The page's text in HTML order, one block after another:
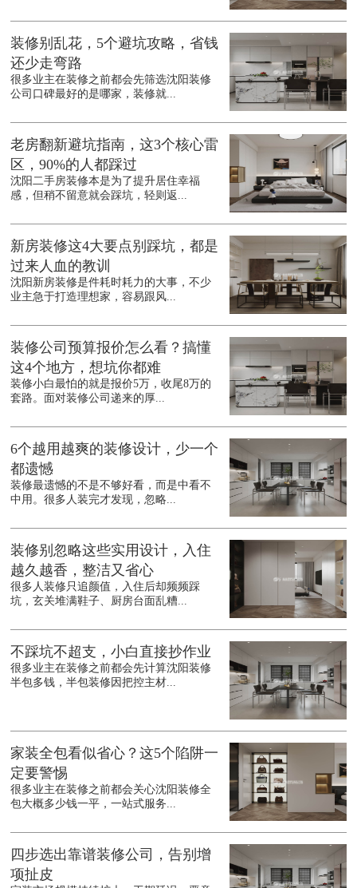
装修别乱花，5个避坑攻略，省钱
还少走弯路
很多业主在装修之前都会先筛选沈阳装修
公司口碑最好的是哪家，装修就...
老房翻新避坑指南，这3个核心雷
区，90%的人都踩过
沈阳二手房装修本是为了提升居住幸福
感，但稍不留意就会踩坑，轻则返...
新房装修这4大要点别踩坑，都是
过来人血的教训
沈阳新房装修是件耗时耗力的大事，不少
业主急于打造理想家，容易跟风...
装修公司预算报价怎么看？搞懂
这4个地方，想坑你都难
装修小白最怕的就是报价5万，收尾8万的
套路。面对装修公司递来的厚...
6个越用越爽的装修设计，少一个
都遗憾
装修最遗憾的不是不够好看，而是中看不
中用。很多人装完才发现，忽略...
装修别忽略这些实用设计，入住
越久越香，整洁又省心
很多人装修只追颜值，入住后却频频踩
坑，玄关堆满鞋子、厨房台面乱糟...
不踩坑不超支，小白直接抄作业
很多业主在装修之前都会先计算沈阳装修
半包多钱，半包装修因把控主材...
家装全包看似省心？这5个陷阱一
定要警惕
很多业主在装修之前都会关心沈阳装修全
包大概多少钱一平，一站式服务...
四步选出靠谱装修公司，告别增
项扯皮